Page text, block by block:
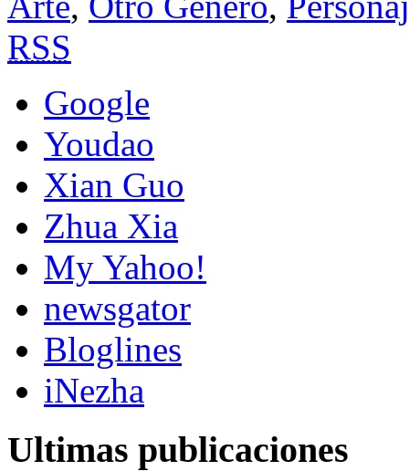
RSS
Google
Youdao
Xian Guo
Zhua Xia
My Yahoo!
newsgator
Bloglines
iNezha
Ultimas publicaciones